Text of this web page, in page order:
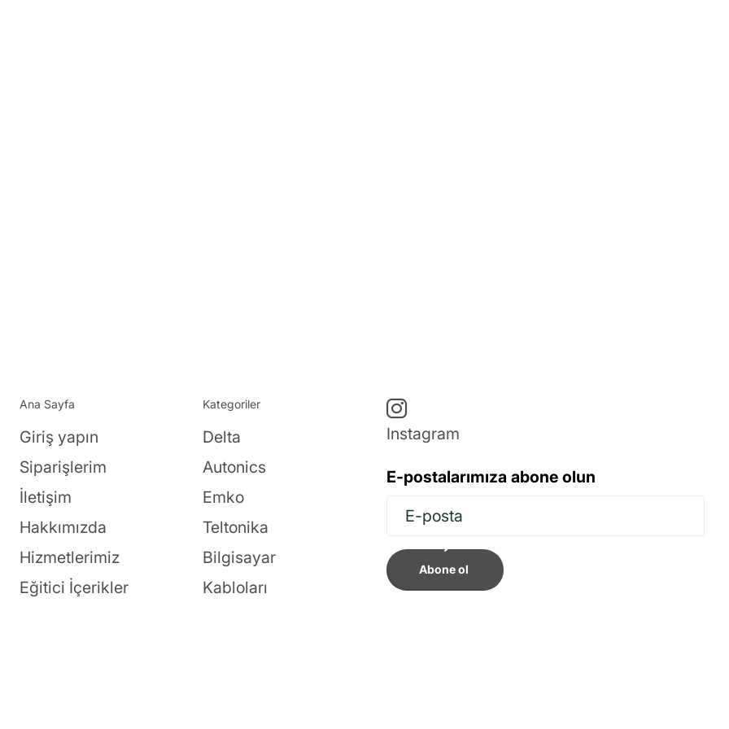
Standartlara Uygunluk
Edilmeli?
sistemleri ve PLC’ler ile tam
şekilde tasarlanmış
toza ve
Ana Sayfa
Giriş yapın
Siparişlerim
İletişim
Hakkımızda
Hizmetlerimiz
Eğitici İçerikler
Kategoriler
Delta
Autonics
Emko
Teltonika
Bilgisayar
Kabloları
Instagram
E-postalarımıza abone olun
Abone ol